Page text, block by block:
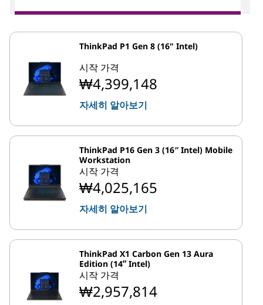
ThinkPad P1 Gen 8 (16" Intel)
시작 가격
₩4,399,148
자세히 알아보기
ThinkPad P16 Gen 3 (16″ Intel) Mobile
Workstation
시작 가격
₩4,025,165
자세히 알아보기
ThinkPad X1 Carbon Gen 13 Aura
Edition (14ʺ Intel)
시작 가격
₩2,957,814